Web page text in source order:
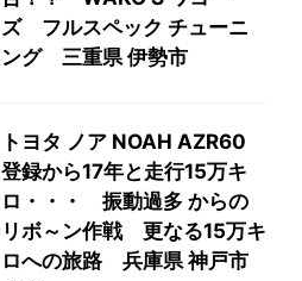
ズ フルスペック チューニ
ング 三重県 伊勢市
トヨタ ノア NOAH AZR60
登録から17年と走行15万キ
ロ・・・ 振動過多 からの
リボ～ン作戦 更なる15万キ
ロへの旅路 兵庫県 神戸市